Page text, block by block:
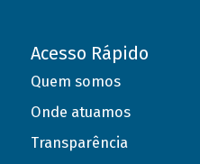
Acesso Rápido
Quem somos
Onde atuamos
Transparência